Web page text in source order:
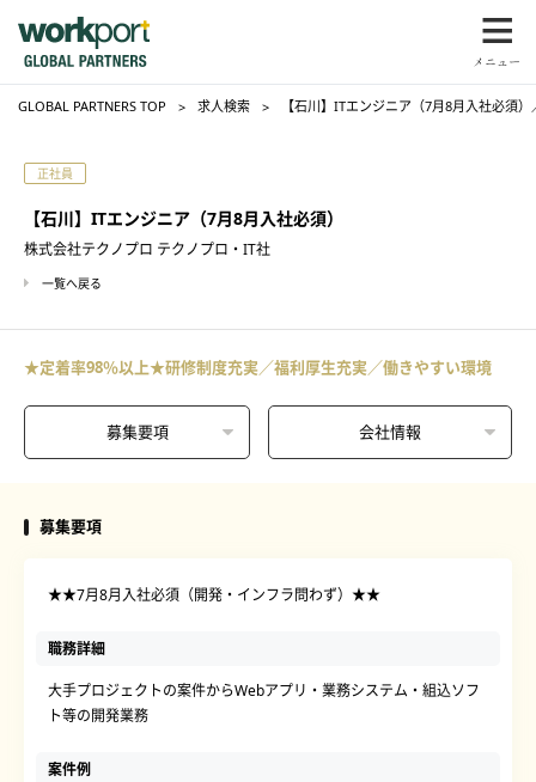
GLOBAL PARTNERS TOP 求人検索 【石川】ITエンジニア（7月8月入社必須
正社員
【石川】ITエンジニア（7月8月入社必須）
株式会社テクノプロ テクノプロ・IT社
一覧へ戻る
★定着率98％以上★研修制度充実／福利厚生充実／働きやすい環境
募集要項 会社情報
募集要項
★★7月8月入社必須（開発・インフラ問わず）★★
職務詳細
大手プロジェクトの案件からWebアプリ・業務システム・組込ソフ
ト等の開発業務
案件例